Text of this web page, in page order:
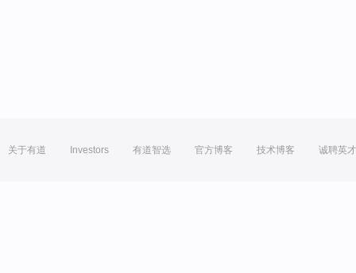
关于有道 Investors 有道智选 官方博客 技术博客 诚聘英才